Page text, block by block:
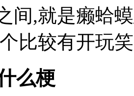
间,就是癞蛤
比较有开玩
么梗